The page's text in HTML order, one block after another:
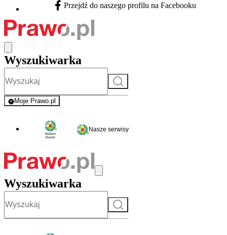
Facebook - otwiera się w nowej karcie
Przejdź do naszego profilu na Facebooku
Wyszukiwarka
Szukaj
Moje Prawo.pl
- rejestracja i logowanie do serwisu
Nasze serwisy
Wyszukiwarka
Szukaj